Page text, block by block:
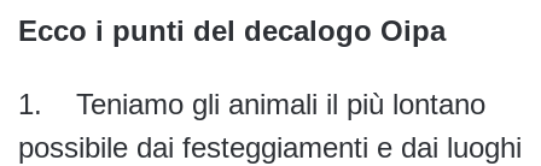
Ecco i punti del decalogo Oipa
1. Teniamo gli animali il più lontano
possibile dai festeggiamenti e dai luoghi